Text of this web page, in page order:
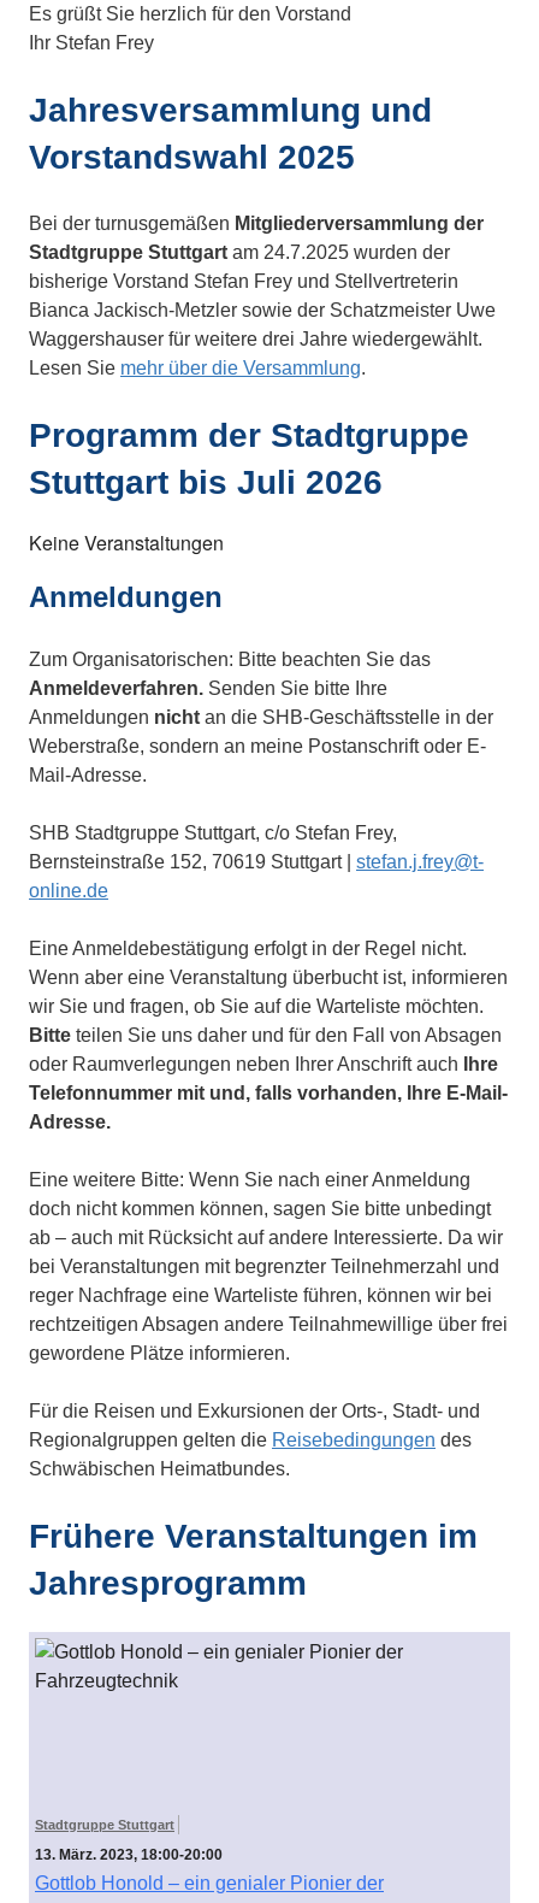
Es grüßt Sie herzlich für den Vorstand
Ihr Stefan Frey
Jahresversammlung und
Vorstandswahl 2025
Bei der turnusgemäßen Mitgliederversammlung der
Stadtgruppe Stuttgart am 24.7.2025 wurden der
bisherige Vorstand Stefan Frey und Stellvertreterin
Bianca Jackisch-Metzler sowie der Schatzmeister Uwe
Waggershauser für weitere drei Jahre wiedergewählt.
Lesen Sie mehr über die Versammlung.
Programm der Stadtgruppe
Stuttgart bis Juli 2026
Keine Veranstaltungen
Anmeldungen
Zum Organisatorischen: Bitte beachten Sie das
Anmeldeverfahren. Senden Sie bitte Ihre
Anmeldungen nicht an die SHB-Geschäftsstelle in der
Weberstraße, sondern an meine Postanschrift oder E-
Mail-Adresse.
SHB Stadtgruppe Stuttgart, c/o Stefan Frey,
Bernsteinstraße 152, 70619 Stuttgart | stefan.j.frey@t-
online.de
Eine Anmeldebestätigung erfolgt in der Regel nicht.
Wenn aber eine Veranstaltung überbucht ist, informieren
wir Sie und fragen, ob Sie auf die Warteliste möchten.
Bitte teilen Sie uns daher und für den Fall von Absagen
oder Raumverlegungen neben Ihrer Anschrift auch
Ihre
Telefonnummer mit und, falls vorhanden, Ihre E-Mail-
Adresse.
Eine weitere Bitte: Wenn Sie nach einer Anmeldung
doch nicht kommen können, sagen Sie bitte unbedingt
ab – auch mit Rücksicht auf andere Interessierte. Da wir
bei Veranstaltungen mit begrenzter Teilnehmerzahl und
reger Nachfrage eine Warteliste führen, können wir bei
rechtzeitigen Absagen andere Teilnahmewillige über frei
gewordene Plätze informieren.
Für die Reisen und Exkursionen der Orts-, Stadt- und
Regionalgruppen gelten die Reisebedingungen des
Schwäbischen Heimatbundes.
Frühere Veranstaltungen im
Jahresprogramm
Stadtgruppe Stuttgart
13. März. 2023, 18:00-20:00
Gottlob Honold – ein genialer Pionier der